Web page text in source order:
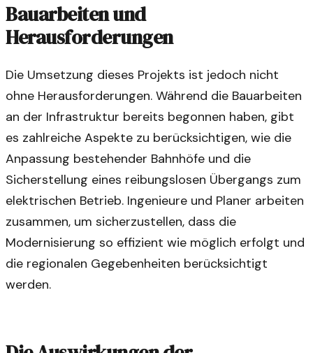
Bauarbeiten und
Herausforderungen
Die Umsetzung dieses Projekts ist jedoch nicht
ohne Herausforderungen. Während die Bauarbeiten
an der Infrastruktur bereits begonnen haben, gibt
es zahlreiche Aspekte zu berücksichtigen, wie die
Anpassung bestehender Bahnhöfe und die
Sicherstellung eines reibungslosen Übergangs zum
elektrischen Betrieb. Ingenieure und Planer arbeiten
zusammen, um sicherzustellen, dass die
Modernisierung so effizient wie möglich erfolgt und
die regionalen Gegebenheiten berücksichtigt
werden.